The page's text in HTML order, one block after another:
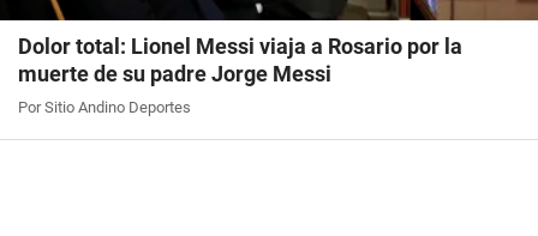
Dolor total: Lionel Messi viaja a Rosario por la
muerte de su padre Jorge Messi
Por Sitio Andino Deportes